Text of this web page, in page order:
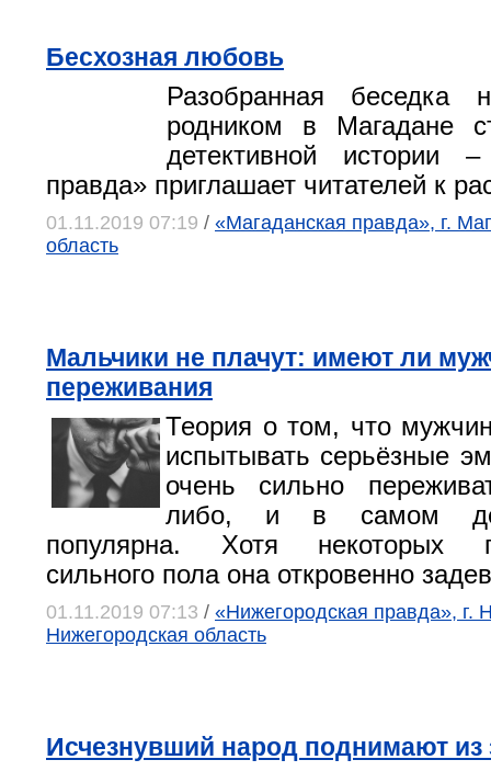
Бесхозная любовь
Разобранная беседка
родником в Магадане
детективной истории
правда» приглашает читателей к
01.11.2019 07:19 / «Магаданская правда», г.
область
Мальчики не плачут: имеют ли
переживания
Теория о том, что
испытывать серьёзные
очень сильно
либо, и в самом
популярна. Хотя некоторых
сильного пола она откровенно
01.11.2019 07:13 / «Нижегородская правда», г.
Нижегородская область
Исчезнувший народ поднимают из